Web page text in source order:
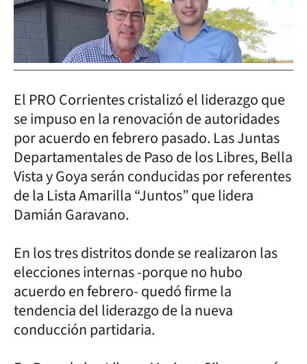
El PRO Corrientes cristalizó el liderazgo que
se impuso en la renovación de autoridades
por acuerdo en febrero pasado. Las Juntas
Departamentales de Paso de los Libres, Bella
Vista y Goya serán conducidas por referentes
de la Lista Amarilla “Juntos” que lidera
Damián Garavano.
En los tres distritos donde se realizaron las
elecciones internas -porque no hubo
acuerdo en febrero- quedó firme la
tendencia del liderazgo de la nueva
conducción partidaria.